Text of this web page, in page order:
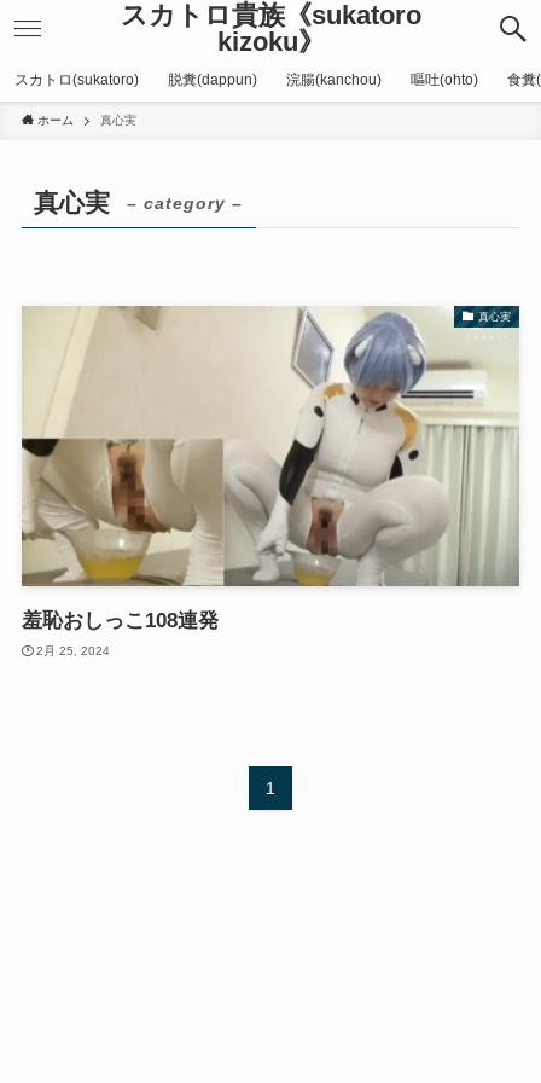
スカトロ貴族《sukatoro
kizoku》
スカトロ(sukatoro) 脱糞(dappun) 浣腸(kanchou) 嘔吐(ohto) 食糞
ホーム 真心実
真心実 – category –
真心実
羞恥おしっこ108連発
2月 25, 2024
1